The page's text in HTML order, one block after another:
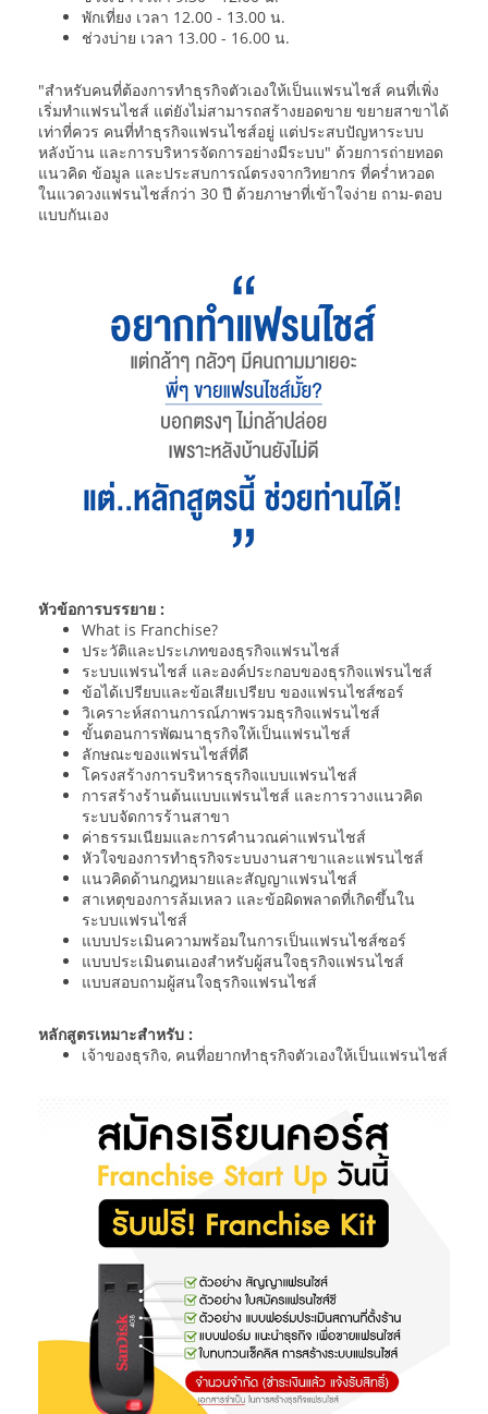
พักเที่ยง เวลา 12.00 - 13.00 น.
ช่วงบ่าย เวลา 13.00 - 16.00 น.
"สำหรับคนที่ต้องการทำธุรกิจตัวเองให้เป็นแฟรนไชส์ คนที่เพิ่ง
เริ่มทำแฟรนไชส์ แต่ยังไม่สามารถสร้างยอดขาย ขยายสาขาได้
เท่าที่ควร คนที่ทำธุรกิจแฟรนไชส์อยู่ แต่ประสบปัญหาระบบ
หลังบ้าน และการบริหารจัดการอย่างมีระบบ" ด้วยการถ่ายทอด
แนวคิด ข้อมูล และประสบการณ์ตรงจากวิทยากร ที่คร่ำหวอด
ในแวดวงแฟรนไชส์กว่า 30 ปี ด้วยภาษาที่เข้าใจง่าย ถาม-ตอบ
แบบกันเอง
หัวข้อการบรรยาย :
What is Franchise?
ประวัติและประเภทของธุรกิจแฟรนไชส์
ระบบแฟรนไชส์ และองค์ประกอบของธุรกิจแฟรนไชส์
ข้อได้เปรียบและข้อเสียเปรียบ ของแฟรนไชส์ซอร์
วิเคราะห์สถานการณ์ภาพรวมธุรกิจแฟรนไชส์
ขั้นตอนการพัฒนาธุรกิจให้เป็นแฟรนไชส์
ลักษณะของแฟรนไชส์ที่ดี
โครงสร้างการบริหารธุรกิจแบบแฟรนไชส์
การสร้างร้านต้นแบบแฟรนไชส์ และการวางแนวคิด
ระบบจัดการร้านสาขา
ค่าธรรมเนียมและการคำนวณค่าแฟรนไชส์
หัวใจของการทำธุรกิจระบบงานสาขาและแฟรนไชส์
แนวคิดด้านกฎหมายและสัญญาแฟรนไชส์
สาเหตุของการล้มเหลว และข้อผิดพลาดที่เกิดขึ้นใน
ระบบแฟรนไชส์
แบบประเมินความพร้อมในการเป็นแฟรนไชส์ซอร์
แบบประเมินตนเองสำหรับผู้สนใจธุรกิจแฟรนไชส์
แบบสอบถามผู้สนใจธุรกิจแฟรนไชส์
หลักสูตรเหมาะสำหรับ :
เจ้าของธุรกิจ, คนที่อยากทำธุรกิจตัวเองให้เป็นแฟรนไชส์